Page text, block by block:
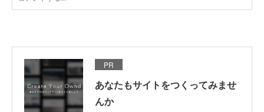
PR
あなたもサイトをつくってみませ
んか